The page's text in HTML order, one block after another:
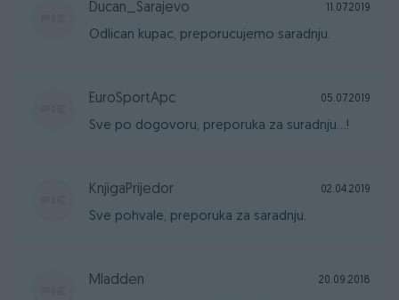
Ducan_Sarajevo 11.07.2019
Odlican kupac, preporucujemo saradnju.
EuroSportApc 05.07.2019
Sve po dogovoru, preporuka za suradnju...!
KnjigaPrijedor 02.04.2019
Sve pohvale, preporuka za saradnju.
Mladden 20.09.2018